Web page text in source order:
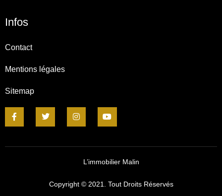
Infos
Contact
Mentions légales
Sitemap
L’immobilier Malin
Copyright © 2021. Tout Droits Réservés